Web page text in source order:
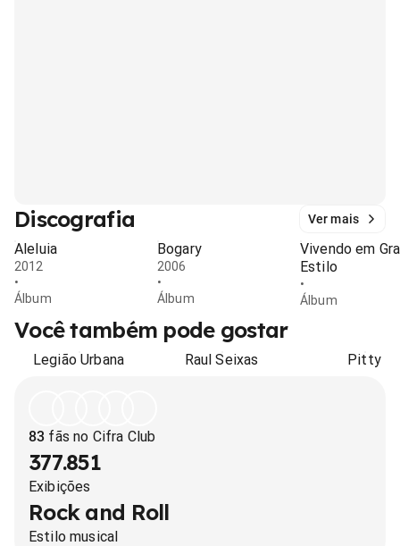
Discografia Ver mais
Aleluia
2012
•
Álbum
Bogary
2006
•
Álbum
Vivendo em
Estilo
•
Álbum
Você também pode gostar
Legião Urbana Raul Seixas Pitty
83 fãs no Cifra Club
377.851
Exibições
Rock and Roll
Estilo musical